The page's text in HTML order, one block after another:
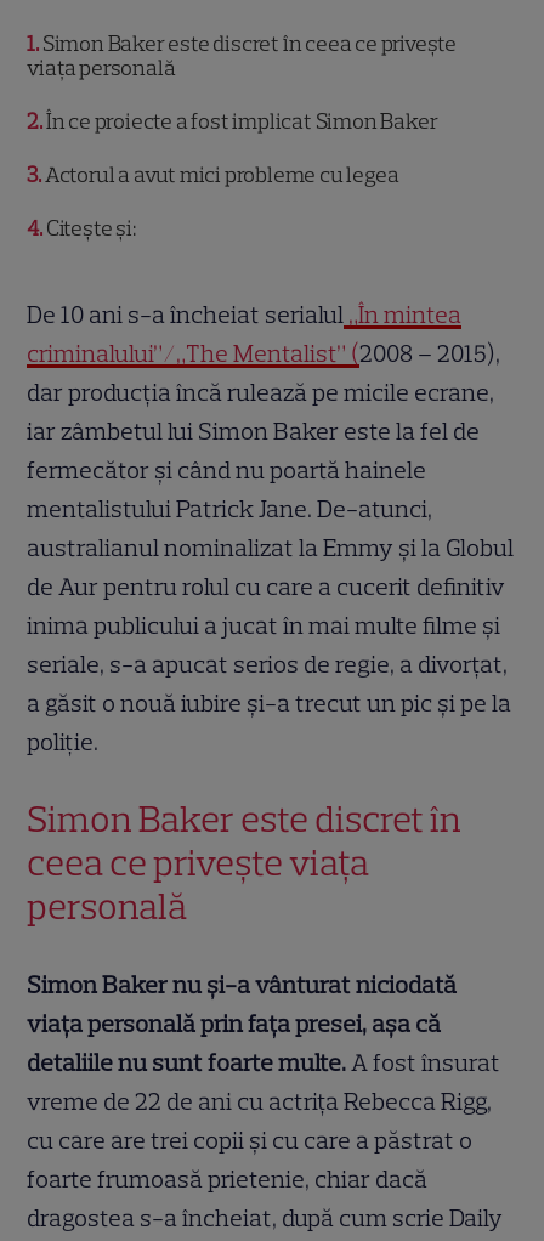
1 Simon Baker este discret în ceea ce privește
viața personală
2 În ce proiecte a fost implicat Simon Baker
3 Actorul a avut mici probleme cu legea
4 Citește și:
De 10 ani s-a încheiat serialul „În mintea
criminalului”/„The Mentalist” (2008 – 2015),
dar producția încă rulează pe micile ecrane,
iar zâmbetul lui Simon Baker este la fel de
fermecător și când nu poartă hainele
mentalistului Patrick Jane. De-atunci,
australianul nominalizat la Emmy și la Globul
de Aur pentru rolul cu care a cucerit definitiv
inima publicului a jucat în mai multe filme și
seriale, s-a apucat serios de regie, a divorțat,
a găsit o nouă iubire și-a trecut un pic și pe la
poliție.
Simon Baker este discret în
ceea ce privește viața
personală
Simon Baker nu și-a vânturat niciodată
viața personală prin fața presei, așa că
detaliile nu sunt foarte multe.A fost însurat
vreme de 22 de ani cu actrița Rebecca Rigg,
cu care are trei copii și cu care a păstrat o
foarte frumoasă prietenie, chiar dacă
dragostea s-a încheiat, după cum scrie Daily